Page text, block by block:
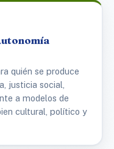
quién se produce
justicia social,
a modelos de
cultural, político y